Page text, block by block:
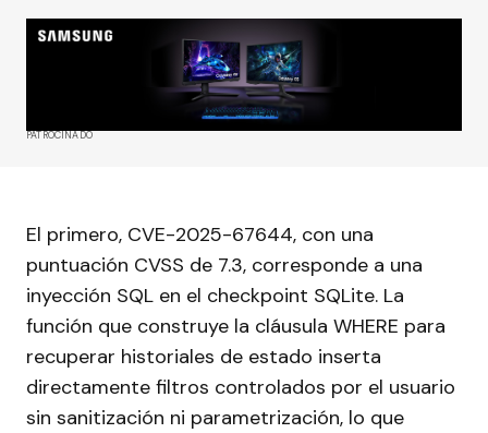
PATROCINADO
El primero, CVE-2025-67644, con una
puntuación CVSS de 7.3, corresponde a una
inyección SQL en el checkpoint SQLite. La
función que construye la cláusula WHERE para
recuperar historiales de estado inserta
directamente filtros controlados por el usuario
sin sanitización ni parametrización, lo que